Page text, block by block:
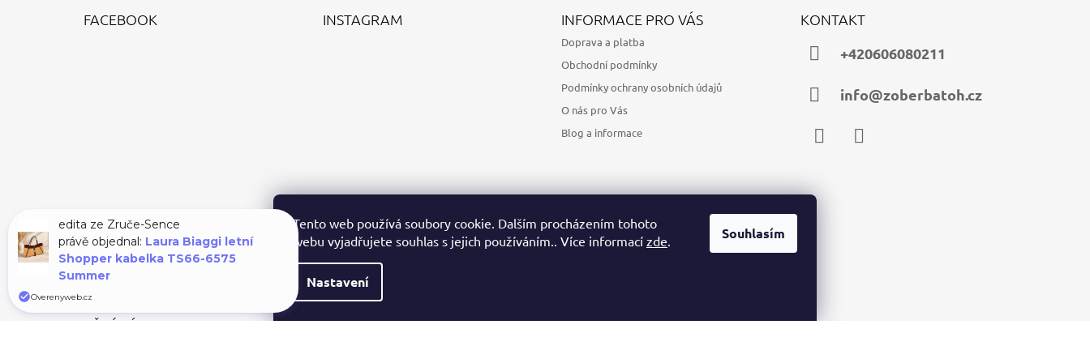
Tento web používá soubory cookie. Dalším procházením tohoto
webu vyjadřujete souhlas s jejich používáním.. Více informací zde.
Nastavení
Souhlasím
FACEBOOK INSTAGRAM
Sledovat na Instagramu
INFORMACE PRO VÁS
Doprava a platba
Obchodní podmínky
Podmínky ochrany osobních údajů
O nás pro Vás
Blog a informace
KONTAKT
+420606080211
info@zoberbatoh.cz
PŘIJÍMÁME ONLINE PLATBY
edita ze Zruče-Sence
právě objednal: Laura Biaggi letní
Shopper kabelka TS66-6575
Summer
Overenyweb.cz